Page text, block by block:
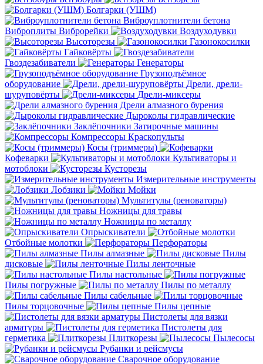
Болгарки (УШМ)
Виброуплотнители бетона
Виброплиты Виброрейки
Воздуходувки
Высоторезы
Газонокосилки
Гайковёрты
Гвоздезабиватели
Генераторы
Грузоподъёмное
оборудование
Дрели, дрели-
шуруповёрты
Дрели-миксеры
Дрели алмазного бурения
Дыроколы гидравлические
Заклёпочники Затирочные машины
Компрессоры Краскопульты
Косы (триммеры)
Кофеварки
Культиваторы и
мотоблоки
Кусторезы
Измерительные инструменты
Лобзики
Мойки
Мультитулы (реноваторы)
Ножницы для травы
Ножницы по металлу
Опрыскиватели
Отбойные молотки
Перфораторы
Пилы алмазные
Пилы
дисковые
Пилы ленточные
Пилы настольные
Пилы погружные
Пилы по металлу
Пилы сабельные
Пилы торцовочные
Пилы цепные
Пистолеты для вязки
арматуры
Пистолеты для
герметика
Плиткорезы
Пылесосы
Рубанки и рейсмусы
Сварочное оборудование